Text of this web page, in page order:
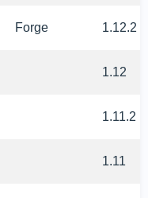
Forge 1.12.2
1.12
1.11.2
1.11